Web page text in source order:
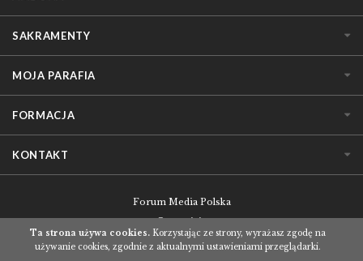
SAKRAMENTY
MOJA PARAFIA
FORMACJA
KONTAKT
Forum Media Polska
O serwisie
Regulamin korzystania z serwisu
Ta strona używa cookies.Korzystając ze strony, wyrażasz zgodę na
używanie cookies, zgodnie z aktualnymi ustawieniami przeglądarki.